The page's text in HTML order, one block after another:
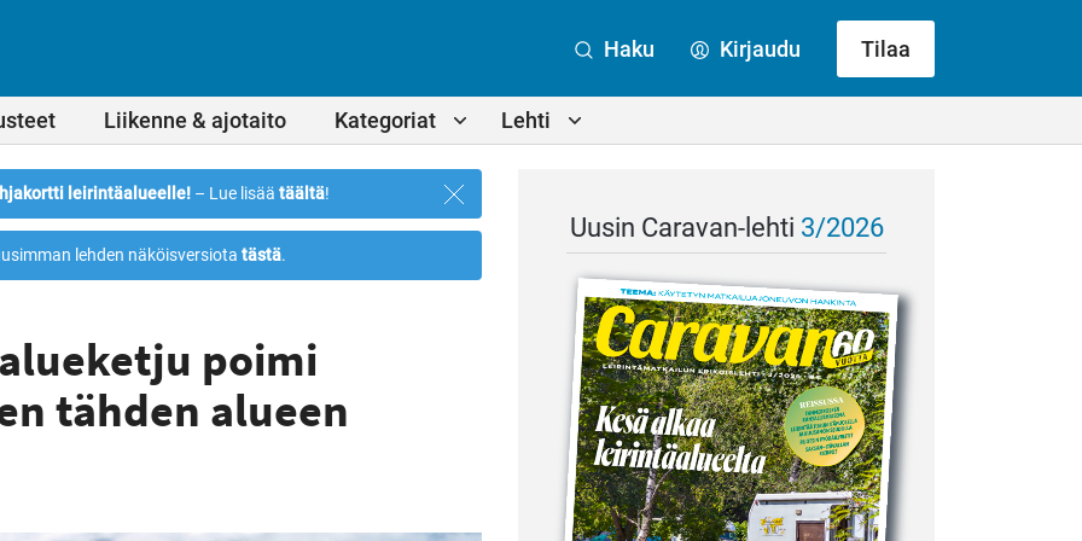
Liikenne & ajotaito Kategoriat Lehti
Haku Kirjaudu Tilaa
leirintäalueelle! – Lue lisää täältä!
Sulje
ilmoitus
lehden näköisversiota tästä.
poimi
tähden alueen
Uusin Caravan-lehti 3/2026